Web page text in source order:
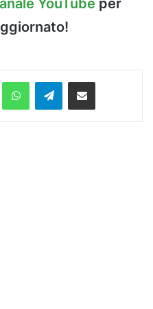
WhatsAppTelegramCondividi via Email